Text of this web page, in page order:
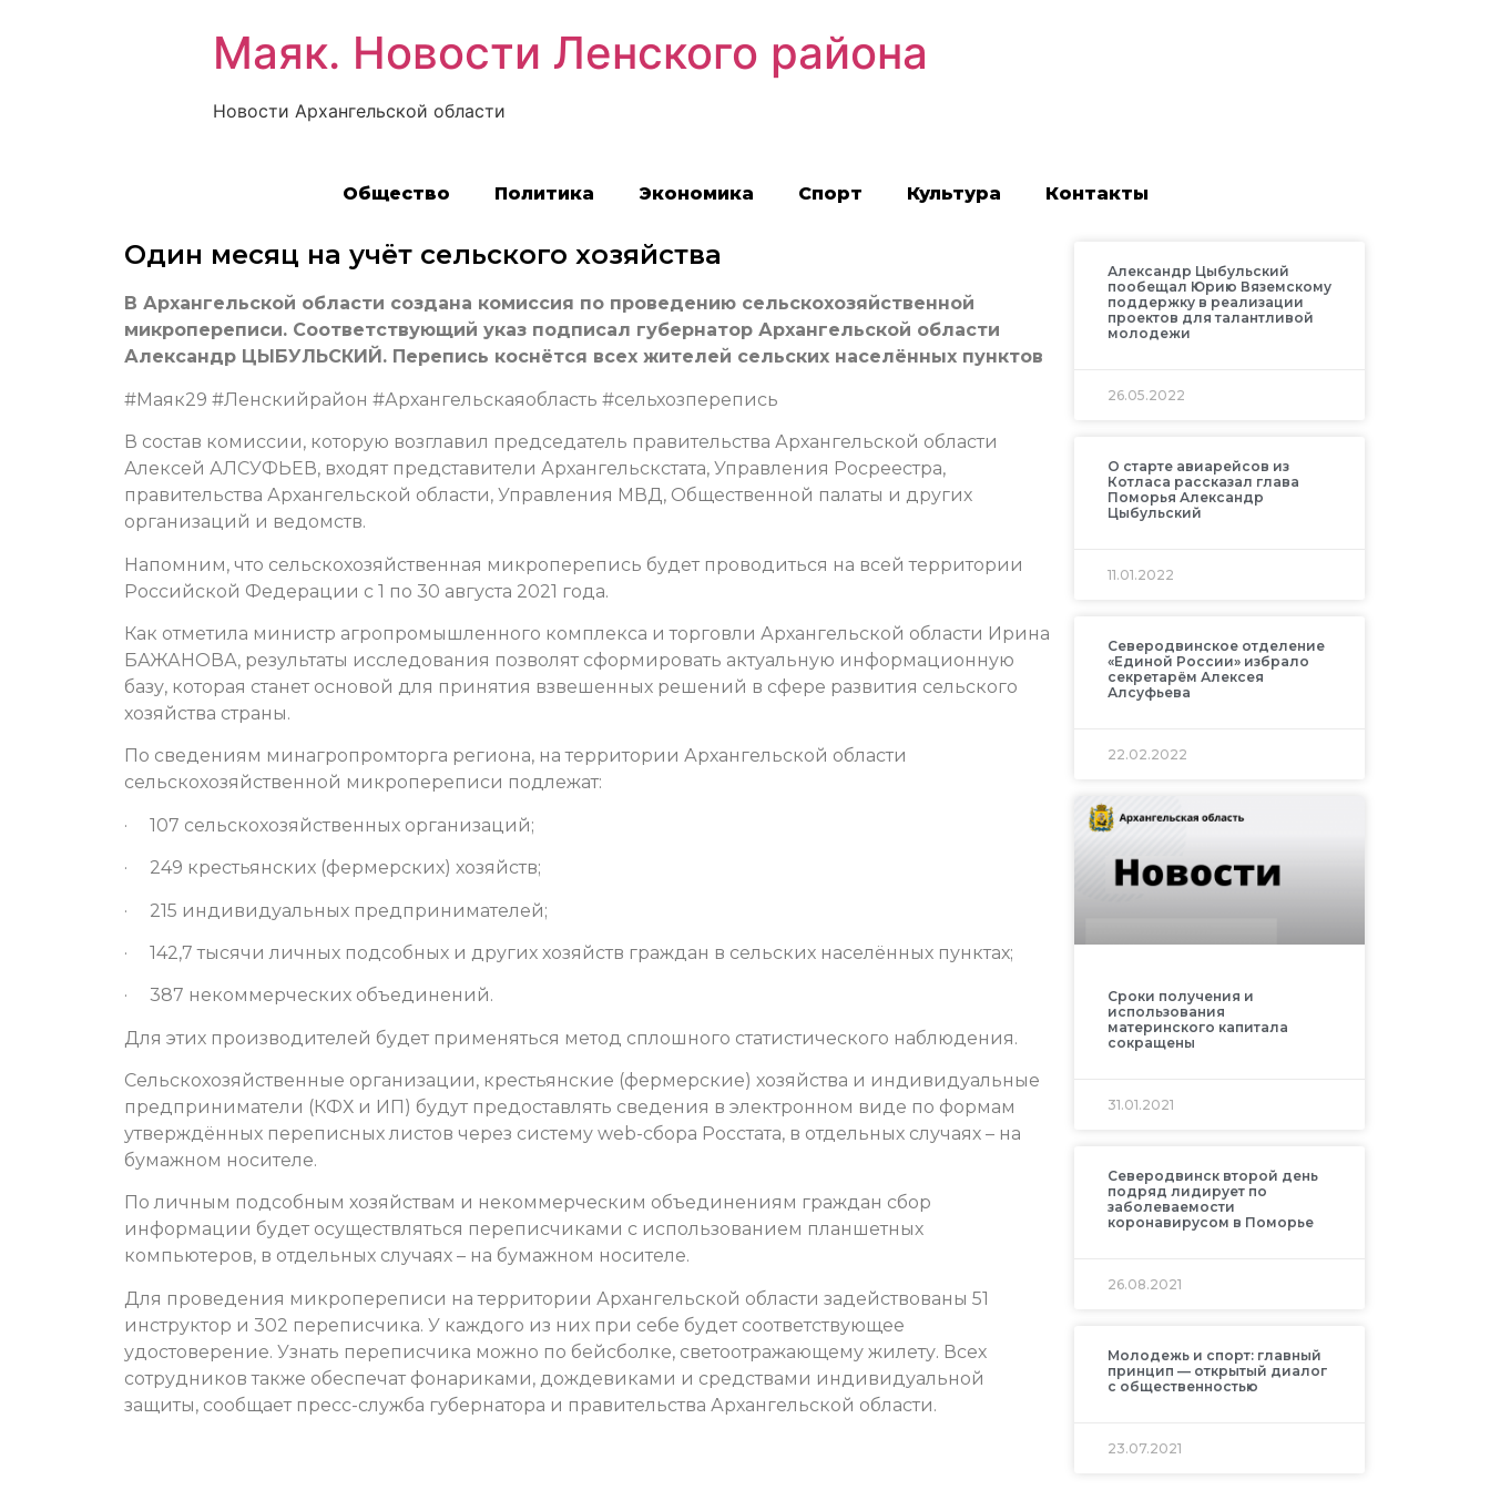
Маяк. Новости Ленского района
Новости Архангельской области
Общество Политика Экономика Спорт Культура Контакты
Один месяц на учёт сельского хозяйства
В Архангельской области создана комиссия по проведению сельскохозяйственной
микропереписи. Соответствующий указ подписал губернатор Архангельской области
Александр ЦЫБУЛЬСКИЙ. Перепись коснётся всех жителей сельских населённых пунктов
#Маяк29 #Ленскийрайон #Архангельскаяобласть #сельхозперепись
В состав комиссии, которую возглавил председатель правительства Архангельской области
Алексей АЛСУФЬЕВ, входят представители Архангельскстата, Управления Росреестра,
правительства Архангельской области, Управления МВД, Общественной палаты и других
организаций и ведомств.
Напомним, что сельскохозяйственная микроперепись будет проводиться на всей территории
Российской Федерации с 1 по 30 августа 2021 года.
Как отметила министр агропромышленного комплекса и торговли Архангельской области Ирина
БАЖАНОВА, результаты исследования позволят сформировать актуальную информационную
базу, которая станет основой для принятия взвешенных решений в сфере развития сельского
хозяйства страны.
По сведениям минагропромторга региона, на территории Архангельской области
сельскохозяйственной микропереписи подлежат:
· 107 сельскохозяйственных организаций;
· 249 крестьянских (фермерских) хозяйств;
· 215 индивидуальных предпринимателей;
· 142,7 тысячи личных подсобных и других хозяйств граждан в сельских населённых пунктах;
· 387 некоммерческих объединений.
Для этих производителей будет применяться метод сплошного статистического наблюдения.
Сельскохозяйственные организации, крестьянские (фермерские) хозяйства и индивидуальные
предприниматели (КФХ и ИП) будут предоставлять сведения в электронном виде по формам
утверждённых переписных листов через систему web-сбора Росстата, в отдельных случаях – на
бумажном носителе.
По личным подсобным хозяйствам и некоммерческим объединениям граждан сбор
информации будет осуществляться переписчиками с использованием планшетных
компьютеров, в отдельных случаях – на бумажном носителе.
Для проведения микропереписи на территории Архангельской области задействованы 51
инструктор и 302 переписчика. У каждого из них при себе будет соответствующее
удостоверение. Узнать переписчика можно по бейсболке, светоотражающему жилету. Всех
сотрудников также обеспечат фонариками, дождевиками и средствами индивидуальной
защиты, сообщает пресс-служба губернатора и правительства Архангельской области.
Александр Цыбульский
пообещал Юрию Вяземскому
поддержку в реализации
проектов для талантливой
молодежи
26.05.2022
О старте авиарейсов из
Котласа рассказал глава
Поморья Александр
Цыбульский
11.01.2022
Северодвинское отделение
«Единой России» избрало
секретарём Алексея
Алсуфьева
22.02.2022
Сроки получения и
использования
материнского капитала
сокращены
31.01.2021
Северодвинск второй день
подряд лидирует по
заболеваемости
коронавирусом в Поморье
26.08.2021
Молодежь и спорт: главный
принцип — открытый диалог
с общественностью
23.07.2021